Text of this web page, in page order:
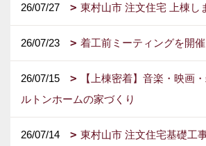
26/07/27 東村山市 注文住宅 上棟し
26/07/23 着工前ミーティングを開催
26/07/15
【上棟密着】音楽・映画
ルトンホームの家づくり
26/07/14 東村山市 注文住宅基礎工